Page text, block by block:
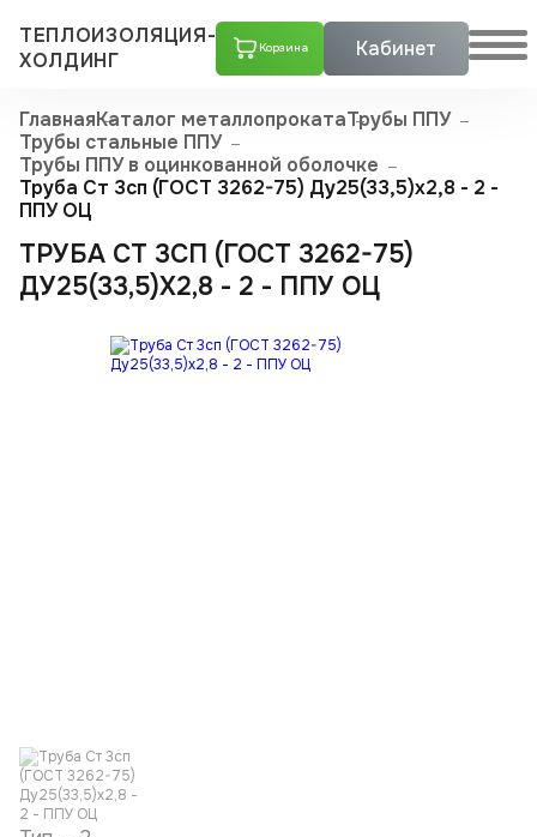
ТЕПЛОИЗОЛЯЦИЯ-
ХОЛДИНГ
Корзина Кабинет
ГлавнаяКаталог металлопрокатаТрубы ППУ
Трубы стальные ППУ
Трубы ППУ в оцинкованной оболочке
Труба Ст 3сп (ГОСТ 3262-75) Ду25(33,5)x2,8 - 2 -
ППУ ОЦ
ТРУБА СТ 3СП (ГОСТ 3262-75)
ДУ25(33,5)X2,8 - 2 - ППУ ОЦ